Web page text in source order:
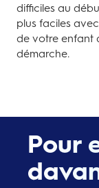
difficiles au
plus faciles
de votre enfant
démarche.
Pour